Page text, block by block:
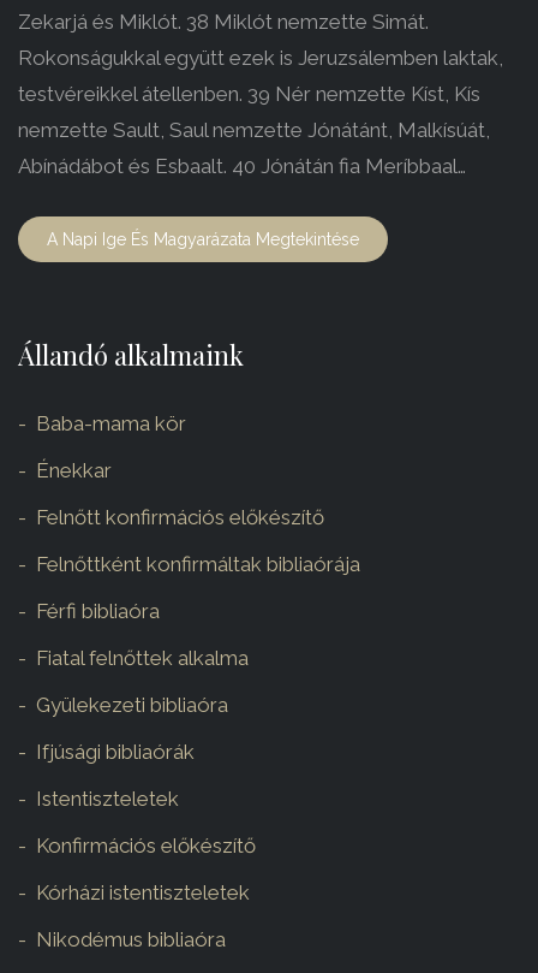
Zekarjá és Miklót. 38 Miklót nemzette Simát.
Rokonságukkal együtt ezek is Jeruzsálemben laktak,
testvéreikkel átellenben. 39 Nér nemzette Kíst, Kís
nemzette Sault, Saul nemzette Jónátánt, Malkísúát,
Abínádábot és Esbaalt. 40 Jónátán fia Meríbbaal…
A Napi Ige És Magyarázata Megtekintése
Állandó alkalmaink
Baba-mama kör
Énekkar
Felnőtt konfirmációs előkészítő
Felnőttként konfirmáltak bibliaórája
Férfi bibliaóra
Fiatal felnőttek alkalma
Gyülekezeti bibliaóra
Ifjúsági bibliaórák
Istentiszteletek
Konfirmációs előkészítő
Kórházi istentiszteletek
Nikodémus bibliaóra